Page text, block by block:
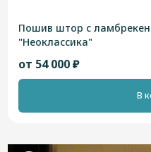
Пошив штор с
"Неоклассика"
от 54 000 ₽
В